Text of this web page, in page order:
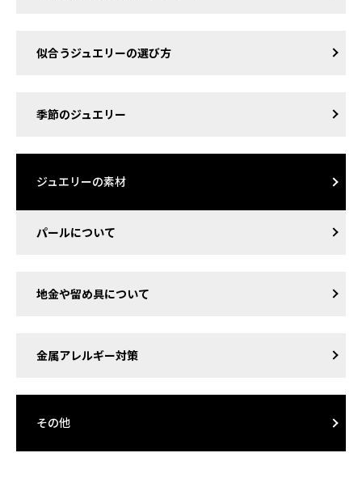
似合うジュエリーの選び方
季節のジュエリー
ジュエリーの素材
パールについて
地金や留め具について
金属アレルギー対策
その他